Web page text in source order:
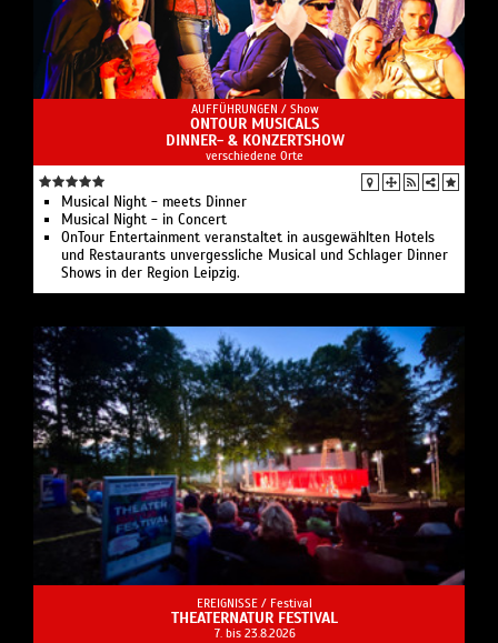
AUFFÜHRUNGEN / Show
ONTOUR MUSICALS
DINNER- & KONZERTSHOW
verschiedene Orte
Musical Night - meets Dinner
Musical Night - in Concert
OnTour Entertainment veranstaltet in ausgewählten Hotels
und Restaurants unvergessliche Musical und Schlager Dinner
Shows in der Region Leipzig.
EREIGNISSE / Festival
THEATERNATUR FESTIVAL
7. bis 23.8.2026